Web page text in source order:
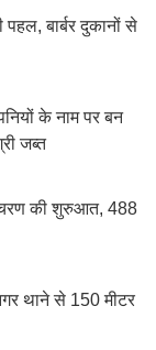
बार्बर दुकानों से
के नाम पर बन
जब्त
चरण की शुरुआत, 488
थाने से 150 मीटर